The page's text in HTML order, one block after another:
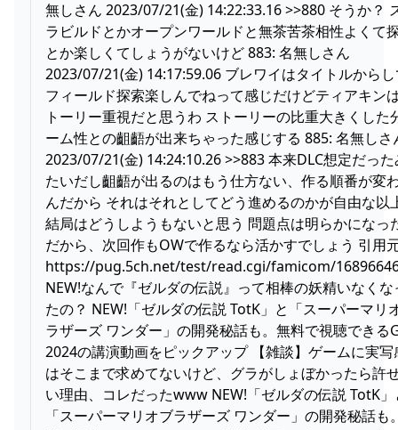
無しさん 2023/07/21(金) 14:22:33.16 >>880 そうか？
ラビルドとかオープンワールドと無茶苦茶相性よくて
とか楽しくてしょうがないけど 883: 名無しさん
2023/07/21(金) 14:17:59.06 ブレワイはタイトルから
フィールド探索楽しんでねって感じだけどティアキン
トーリー重視だと思うわ ストーリーの比重大きくした
ーム性との齟齬が出来ちゃった感じする 885: 名無しさ
2023/07/21(金) 14:24:10.26 >>883 本来DLC想定だった
たいだし齟齬が出るのはもう仕方ない、作る順番が変
んだから それはそれとしてどう進めるのかが自由な以
結局はどうしようもないと思う 問題点は明らかになっ
だから、次回作もOWで作るなら活かすでしょう 引用
https://pug.5ch.net/test/read.cgi/famicom/
NEW!なんで『ゼルダの伝説』って相棒の妖精いなくな
たの？ NEW!「ゼルダの伝説 TotK」と「スーパーマリ
ラザーズ ワンダー」の開発秘話も。無料で視聴できる
2024の講演動画をピックアップ 【雑談】ゲームに実写
はそこまで求めてないけど、グラがしょぼかったら許
い理由、コレだったwww NEW!「ゼルダの伝説 TotK」
「スーパーマリオブラザーズ ワンダー」の開発秘話も